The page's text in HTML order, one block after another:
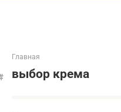
Главная
выбор крема